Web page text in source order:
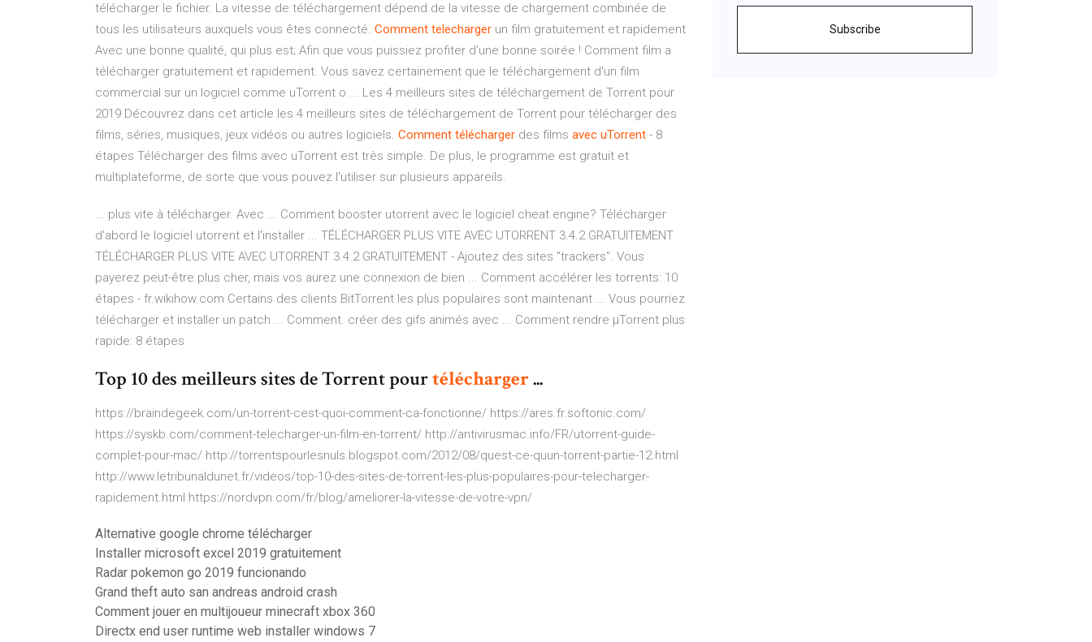
télécharger le fichier. La vitesse de téléchargement dépend de la vitesse de chargement combinée de
tous les utilisateurs auxquels vous êtes connecté. Comment telecharger un film gratuitement et rapidement
Avec une bonne qualité, qui plus est; Afin que vous puissiez profiter d'une bonne soirée ! Comment film a
télécharger gratuitement et rapidement. Vous savez certainement que le téléchargement d'un film
commercial sur un logiciel comme uTorrent o ... Les 4 meilleurs sites de téléchargement de Torrent pour
2019 Découvrez dans cet article les 4 meilleurs sites de téléchargement de Torrent pour télécharger des
films, séries, musiques, jeux vidéos ou autres logiciels. Comment télécharger des films avec uTorrent - 8
étapes Télécharger des films avec uTorrent est très simple. De plus, le programme est gratuit et
multiplateforme, de sorte que vous pouvez l'utiliser sur plusieurs appareils.
... plus vite à télécharger. Avec ... Comment booster utorrent avec le logiciel cheat engine? Télécharger
d'abord le logiciel utorrent et l'installer ... TÉLÉCHARGER PLUS VITE AVEC UTORRENT 3.4.2 GRATUITEMENT
TÉLÉCHARGER PLUS VITE AVEC UTORRENT 3.4.2 GRATUITEMENT - Ajoutez des sites "trackers". Vous
payerez peut-être plus cher, mais vos aurez une connexion de bien ... Comment accélérer les torrents: 10
étapes - fr.wikihow.com Certains des clients BitTorrent les plus populaires sont maintenant ... Vous pourriez
télécharger et installer un patch ... Comment. créer des gifs animés avec ... Comment rendre µTorrent plus
rapide: 8 étapes
Top 10 des meilleurs sites de Torrent pourtélécharger...
https://braindegeek.com/un-torrent-cest-quoi-comment-ca-fonctionne/ https://ares.fr.softonic.com/
https://syskb.com/comment-telecharger-un-film-en-torrent/ http://antivirusmac.info/FR/utorrent-guide-
complet-pour-mac/ http://torrentspourlesnuls.blogspot.com/2012/08/quest-ce-quun-torrent-partie-12.html
http://www.letribunaldunet.fr/videos/top-10-des-sites-de-torrent-les-plus-populaires-pour-telecharger-
rapidement.html https://nordvpn.com/fr/blog/ameliorer-la-vitesse-de-votre-vpn/
Alternative google chrome télécharger
Installer microsoft excel 2019 gratuitement
Radar pokemon go 2019 funcionando
Grand theft auto san andreas android crash
Comment jouer en multijoueur minecraft xbox 360
Directx end user runtime web installer windows 7
Subscribe